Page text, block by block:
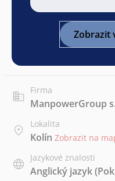
Zobrazit
Firma
ManpowerGroup
Lokalita
Kolín Zobrazit na
Jazykové znalosti
Anglický jazyk